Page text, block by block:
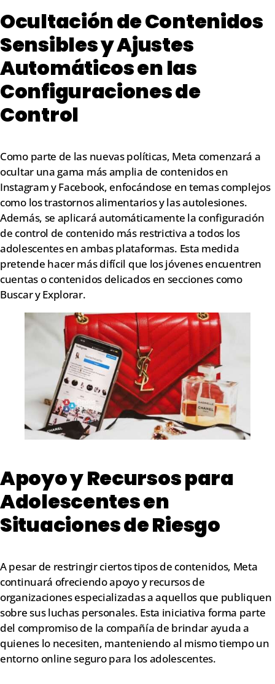
Ocultación de Contenidos
Sensibles y Ajustes
Automáticos en las
Configuraciones de
Control
Como parte de las nuevas políticas, Meta comenzará a
ocultar una gama más amplia de contenidos en
Instagram y Facebook, enfocándose en temas complejos
como los trastornos alimentarios y las autolesiones.
Además, se aplicará automáticamente la configuración
de control de contenido más restrictiva a todos los
adolescentes en ambas plataformas. Esta medida
pretende hacer más difícil que los jóvenes encuentren
cuentas o contenidos delicados en secciones como
Buscar y Explorar.
Apoyo y Recursos para
Adolescentes en
Situaciones de Riesgo
A pesar de restringir ciertos tipos de contenidos, Meta
continuará ofreciendo apoyo y recursos de
organizaciones especializadas a aquellos que publiquen
sobre sus luchas personales. Esta iniciativa forma parte
del compromiso de la compañía de brindar ayuda a
quienes lo necesiten, manteniendo al mismo tiempo un
entorno online seguro para los adolescentes.